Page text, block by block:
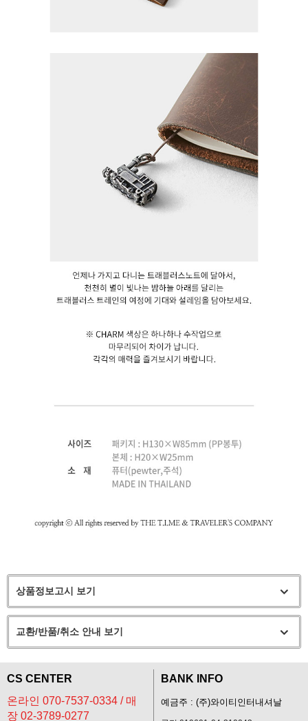
상품정보고시 보기
교환/반품/취소 안내 보기
CS CENTER
온라인 070-7537-0334 / 매
장 02-3789-0277
BANK INFO
예금주 : (주)와이티인터내셔날